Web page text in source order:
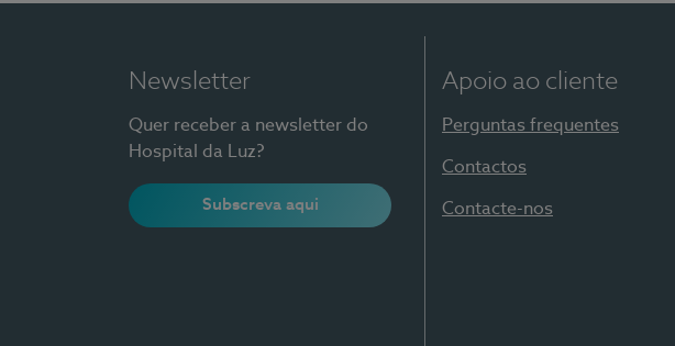
Newsletter
Quer receber a newsletter do
Hospital da Luz?
Subscreva aqui
Apoio ao cliente
Perguntas frequentes
Contactos
Contacte-nos